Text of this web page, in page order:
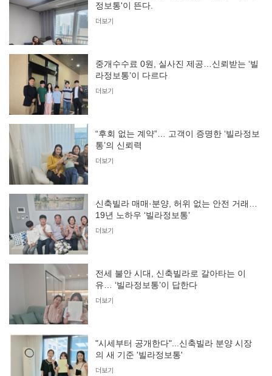
정보통'이 뜬다.
더보기
중개수수료 0원, 실사진 제공…신뢰받는 ‘빌
라정보통’이 다르다
더보기
“후회 없는 계약”… 고객이 증명한 ‘빌라정보
통’의 신뢰력
더보기
신축빌라 매매·분양, 허위 없는 안전 거래…
19년 노하우 ‘빌라정보통’
더보기
전세 불안 시대, 신축빌라로 갈아타는 이
유… ‘빌라정보통’이 답한다
더보기
"시세부터 공개한다"...신축빌라 분양 시장
의 새 기준 '빌라정보통'
더보기